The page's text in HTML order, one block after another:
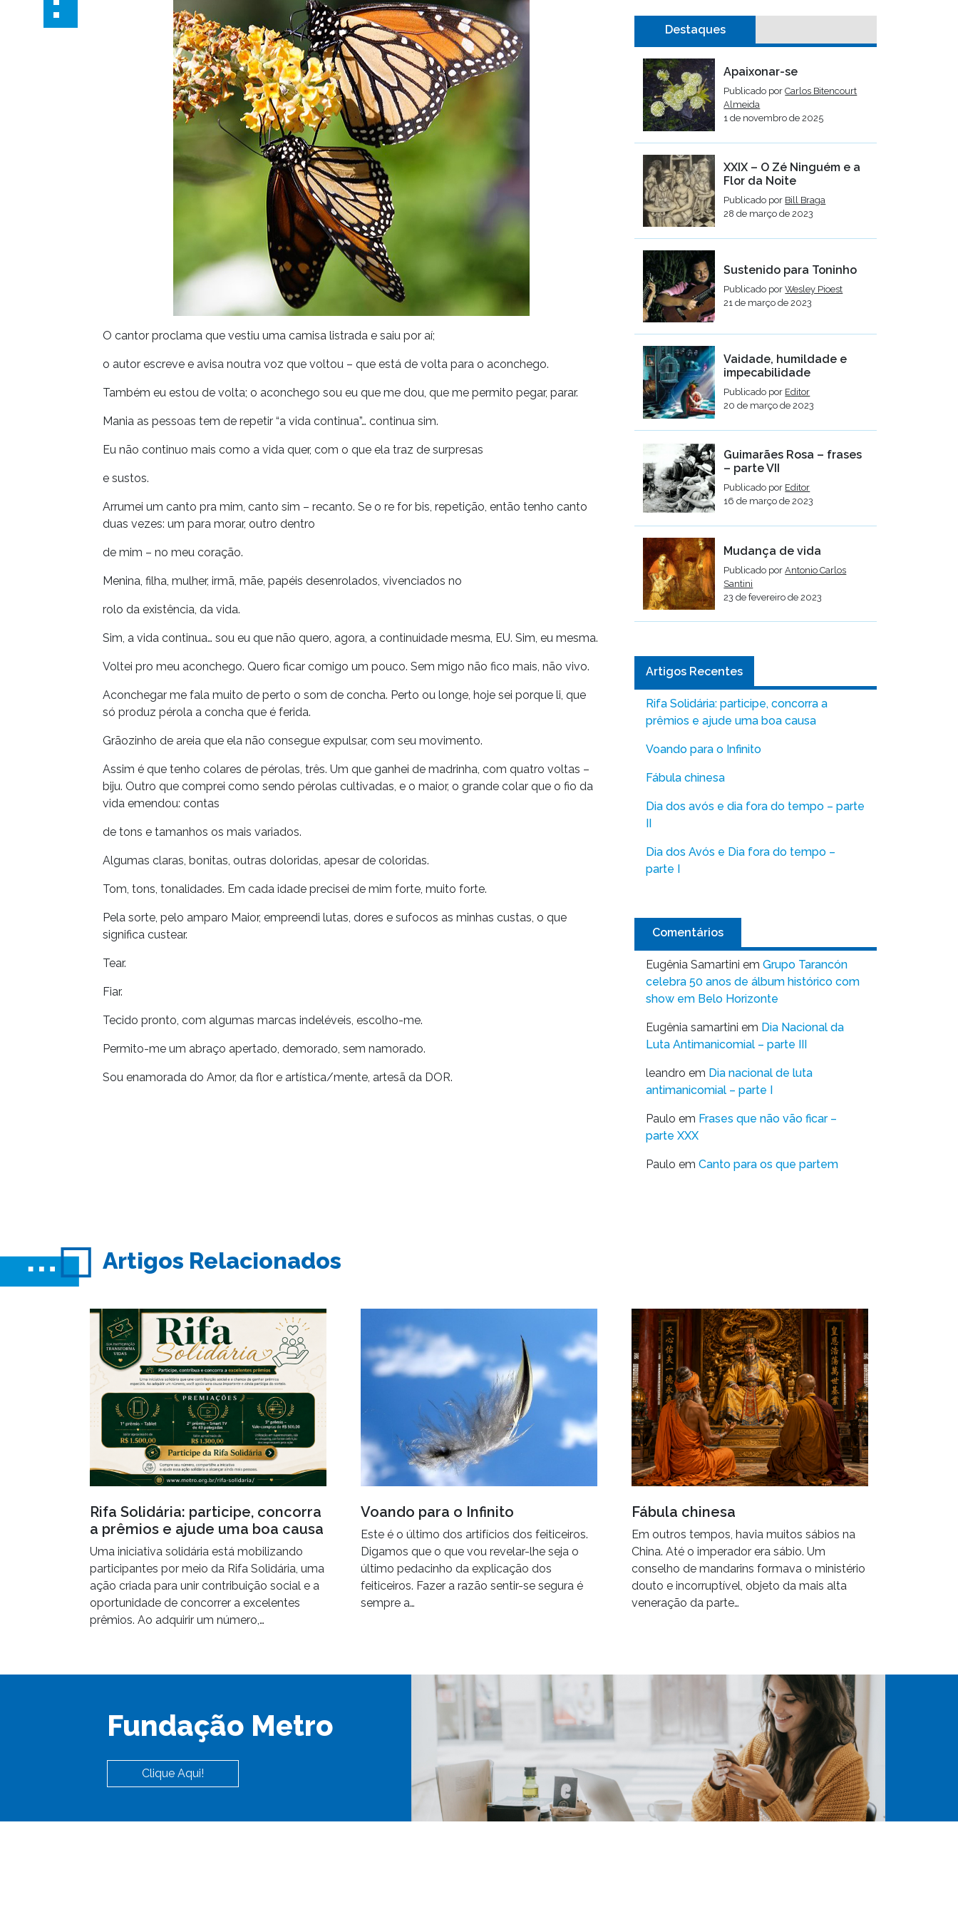
O cantor proclama que vestiu uma camisa listrada e saiu por aí;
o autor escreve e avisa noutra voz que voltou – que está de volta para o aconchego.
Também eu estou de volta; o aconchego sou eu que me dou, que me permito pegar, parar.
Mania as pessoas tem de repetir “a vida continua”… continua sim.
Eu não continuo mais como a vida quer, com o que ela traz de surpresas
e sustos.
Arrumei um canto pra mim, canto sim – recanto. Se o re for bis, repetição, então tenho canto
duas vezes: um para morar, outro dentro
de mim – no meu coração.
Menina, filha, mulher, irmã, mãe, papéis desenrolados, vivenciados no
rolo da existência, da vida.
Sim, a vida continua… sou eu que não quero, agora, a continuidade mesma, EU. Sim, eu mesma.
Voltei pro meu aconchego. Quero ficar comigo um pouco. Sem migo não fico mais, não vivo.
Aconchegar me fala muito de perto o som de concha. Perto ou longe, hoje sei porque li, que
só produz pérola a concha que é ferida.
Grãozinho de areia que ela não consegue expulsar, com seu movimento.
Assim é que tenho colares de pérolas, três. Um que ganhei de madrinha, com quatro voltas –
biju. Outro que comprei como sendo pérolas cultivadas, e o maior, o grande colar que o fio da
vida emendou: contas
de tons e tamanhos os mais variados.
Algumas claras, bonitas, outras doloridas, apesar de coloridas.
Tom, tons, tonalidades. Em cada idade precisei de mim forte, muito forte.
Pela sorte, pelo amparo Maior, empreendi lutas, dores e sufocos as minhas custas, o que
significa custear.
Tear.
Fiar.
Tecido pronto, com algumas marcas indeléveis, escolho-me.
Permito-me um abraço apertado, demorado, sem namorado.
Sou enamorada do Amor, da flor e artística/mente, artesã da DOR.
Destaques
Apaixonar-se
Publicado porCarlos Bitencourt
Almeida
1 de novembro de 2025
XXIX – O Zé Ninguém e a
Flor da Noite
Publicado por Bill Braga
28 de março de 2023
Sustenido para Toninho
Publicado porWesley Pioest
21 de março de 2023
Vaidade, humildade e
impecabilidade
Publicado por Editor
20 de março de 2023
Guimarães Rosa – frases
– parte VII
Publicado por Editor
16 de março de 2023
Mudança de vida
Publicado porAntonio Carlos
Santini
23 de fevereiro de 2023
Artigos Recentes
Rifa Solidária: participe, concorra a
prêmios e ajude uma boa causa
Voando para o Infinito
Fábula chinesa
Dia dos avós e dia fora do tempo – parte
II
Dia dos Avós e Dia fora do tempo –
parte I
Comentários
Eugênia Samartini em Grupo Tarancón
celebra 50 anos de álbum histórico com
show em Belo Horizonte
Eugênia samartini em Dia Nacional da
Luta Antimanicomial – parte III
leandro em Dia nacional de luta
antimanicomial – parte I
Paulo em Frases que não vão ficar –
parte XXX
Paulo em Canto para os que partem
Artigos Relacionados
Rifa Solidária: participe, concorra
a prêmios e ajude uma boa causa
Uma iniciativa solidária está mobilizando
participantes por meio da Rifa Solidária, uma
ação criada para unir contribuição social e a
oportunidade de concorrer a excelentes
prêmios. Ao adquirir um número,…
Voando para o Infinito
Este é o último dos artifícios dos feiticeiros.
Digamos que o que vou revelar-lhe seja o
último pedacinho da explicação dos
feiticeiros. Fazer a razão sentir-se segura é
sempre a…
Fábula chinesa
Em outros tempos, havia muitos sábios na
China. Até o imperador era sábio. Um
conselho de mandarins formava o ministério
douto e incorruptível, objeto da mais alta
veneração da parte…
Fundação Metro
Clique Aqui!